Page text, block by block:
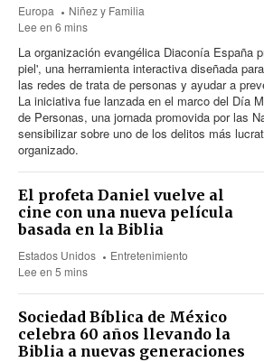
Europa
Niñez y Familia
Lee en 6 mins
La organización evangélica Diaconía España
piel', una herramienta interactiva diseñada
las redes de trata de personas y ayudar a
La iniciativa fue lanzada en el marco del Día
de Personas, una jornada promovida por las
sensibilizar sobre uno de los delitos más
organizado.
El profeta Daniel vuelve al
cine con una nueva película
basada en la Biblia
Estados Unidos
Entretenimiento
Lee en 5 mins
Sociedad Bíblica de México
celebra 60 años llevando la
Biblia a nuevas generaciones